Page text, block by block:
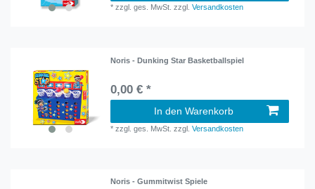
*zzgl. ges. MwSt. zzgl.Versandkosten
Noris - Dunking Star Basketballspiel
0,00 € *
In den Warenkorb
*zzgl. ges. MwSt. zzgl.Versandkosten
Noris - Gummitwist Spiele